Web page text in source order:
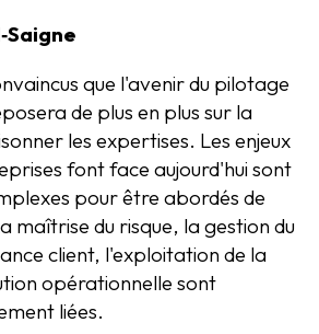
que l'avenir du pilotage
de plus en plus sur la
les expertises. Les enjeux
font face aujourd'hui sont
pour être abordés de
maîtrise du risque, la gestion du
client, l'exploitation de la
opérationnelle sont
liées.